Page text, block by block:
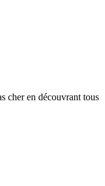
cher en découvrant tous